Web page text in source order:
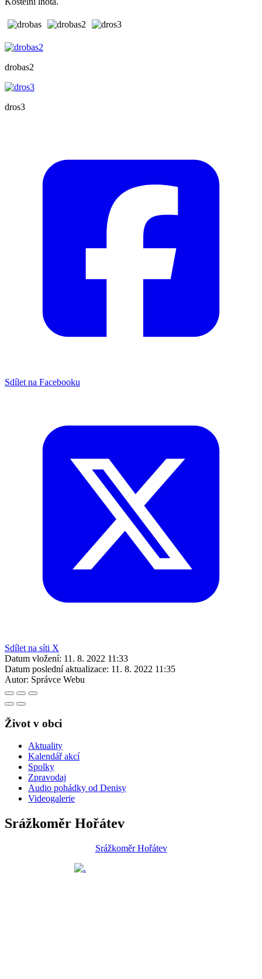
drobas2
dros3
Sdílet na Facebooku
Sdílet na síti X
Datum vložení: 11. 8. 2022 11:33
Datum poslední aktualizace: 11. 8. 2022 11:35
Autor: Správce Webu
Život v obci
Aktuality
Kalendář akcí
Spolky
Zpravodaj
Audio pohádky od Denisy
Videogalerie
Srážkoměr Hořátev
Srážkoměr Hořátev